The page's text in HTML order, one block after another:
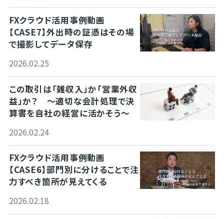
FXクラウド活用事例動画
【CASE7】外出時の証憑はその場
で撮影してデータ保存
2026.02.25
この取引は「雑収入」か「営業外収
益」か？ ～適切な会計処理で決
算書を自社の経営に活かそう～
2026.02.24
FXクラウド活用事例動画
【CASE6】部門別に分けることで注
力すべき箇所が見えてくる
2026.02.18